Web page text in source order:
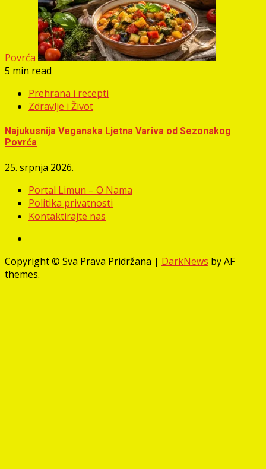
Povrća
5 min read
Prehrana i recepti
Zdravlje i Život
Najukusnija Veganska Ljetna Variva od Sezonskog
Povrća
25. srpnja 2026.
Portal Limun – O Nama
Politika privatnosti
Kontaktirajte nas
Copyright © Sva Prava Pridržana | DarkNews by AF
themes.